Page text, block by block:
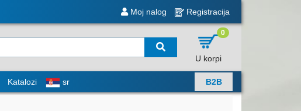
Moj nalog Registracija
0
U korpi
Katalozi sr B2B